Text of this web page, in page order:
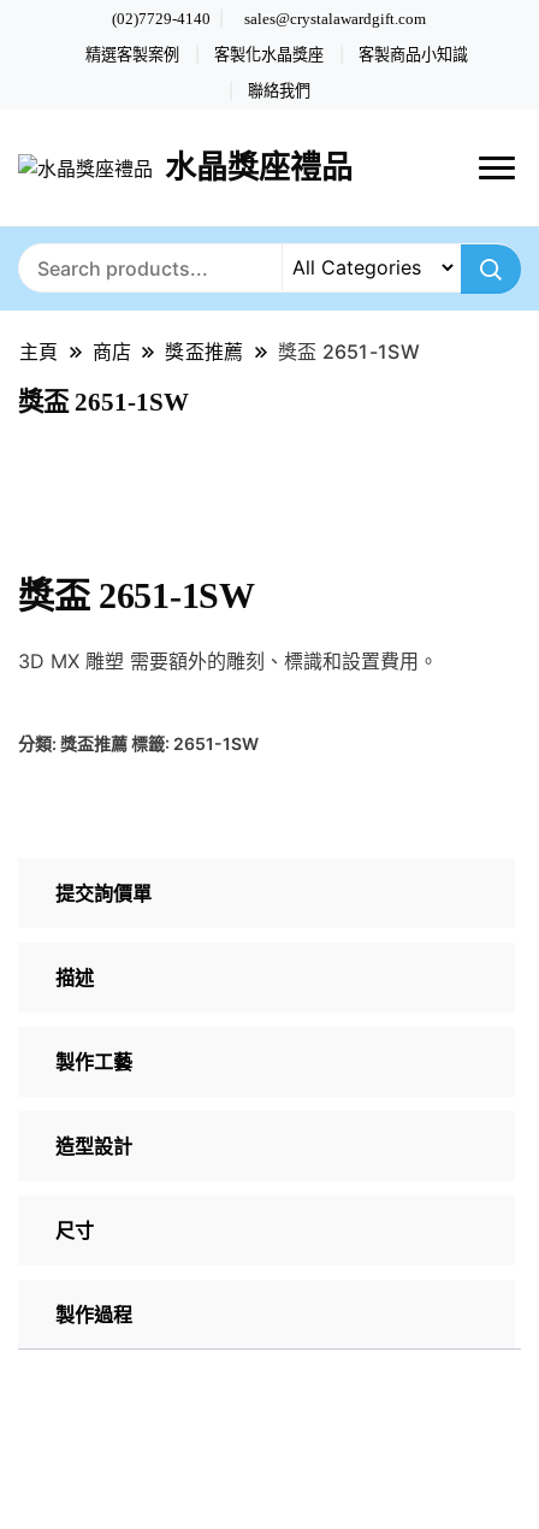
(02)7729-4140 sales@crystalawardgift.com
精選客製案例 客製化水晶獎座 客製商品小知識
聯絡我們
水晶獎座禮品
主頁 商店 獎盃推薦 獎盃 2651-1SW
獎盃 2651-1SW
獎盃 2651-1SW
3D MX 雕塑 需要額外的雕刻、標識和設置費用。
分類: 獎盃推薦標籤: 2651-1SW
提交詢價單
描述
製作工藝
造型設計
尺寸
製作過程